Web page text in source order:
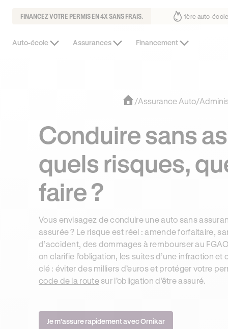
FINANCEZ VOTRE PERMIS EN 4X SANS FRAIS.
fait déjà confiance 30% moins chère que l’auto-école de votre
Auto-école Assurances Financement
/Assurance Auto/
Conduire sans
quels risques,
faire ?
Vous envisagez de conduire une auto sans
assurée ? Le risque est réel : amende forfaitaire,
d’accident, des dommages à rembourser au
on clarifie l’obligation, les suites d’une infraction
clé : éviter des milliers d’euros et protéger votre
code de la routesur l’obligation d’être assuré.
Je m'assure rapidement avec Ornikar